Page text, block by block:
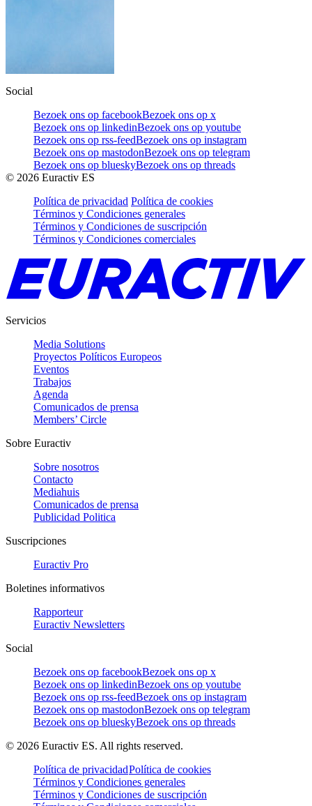
Social
Bezoek ons op facebookBezoek ons op x
Bezoek ons op linkedinBezoek ons op youtube
Bezoek ons op rss-feedBezoek ons op instagram
Bezoek ons op mastodonBezoek ons op telegram
Bezoek ons op blueskyBezoek ons op threads
© 2026 Euractiv ES
Política de privacidad Política de cookies
Términos y Condiciones generales
Términos y Condiciones de suscripción
Términos y Condiciones comerciales
Servicios
Media Solutions
Proyectos Políticos Europeos
Eventos
Trabajos
Agenda
Comunicados de prensa
Members’ Circle
Sobre Euractiv
Sobre nosotros
Contacto
Mediahuis
Comunicados de prensa
Publicidad Politica
Suscripciones
Euractiv Pro
Boletines informativos
Rapporteur
Euractiv Newsletters
Social
Bezoek ons op facebookBezoek ons op x
Bezoek ons op linkedinBezoek ons op youtube
Bezoek ons op rss-feedBezoek ons op instagram
Bezoek ons op mastodonBezoek ons op telegram
Bezoek ons op blueskyBezoek ons op threads
© 2026 Euractiv ES. All rights reserved.
Política de privacidadPolítica de cookies
Términos y Condiciones generales
Términos y Condiciones de suscripción